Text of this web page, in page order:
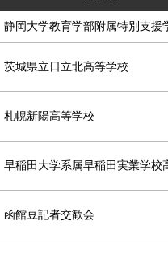
静岡大学教育学部附属特別支援
茨城県立日立北高等学校
札幌新陽高等学校
早稲田大学系属早稲田実業学校
函館豆記者交歓会